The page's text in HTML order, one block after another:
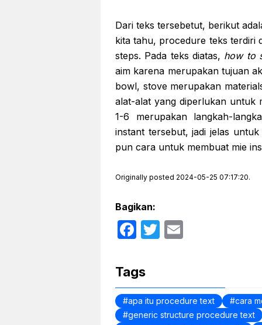
Dari teks tersebetut, berikut
kita tahu, procedure teks terdiri
steps. Pada teks diatas, how to
aim karena merupakan tujuan
bowl, stove merupakan
alat-alat yang diperlukan untuk
1-6 merupakan langkah-
instant tersebut, jadi jelas
pun cara untuk membuat mie
Originally posted 2024-05-25 07:17:20.
Bagikan:
F
c
e
b
T
er
Tags
apa itu procedure text
cara
generic structure procedure text